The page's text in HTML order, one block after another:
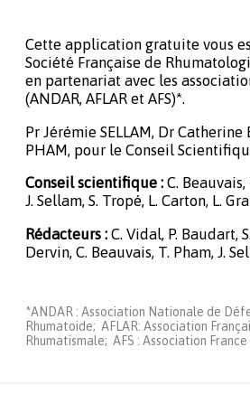
Cette application gratuite vous
Société Française de
en partenariat avec les
(ANDAR, AFLAR et AFS)*.
Pr Jérémie SELLAM, Dr Catherine
PHAM, pour le Conseil
Conseil scientifique : C. Beauvais,
J. Sellam, S. Tropé, L. Carton, L.
Rédacteurs : C. Vidal, P. Baudart,
Dervin, C. Beauvais, T. Pham, J.
*ANDAR : Association Nationale de
Rhumatoide; AFLAR: Association
Rhumatismale; AFS : Association